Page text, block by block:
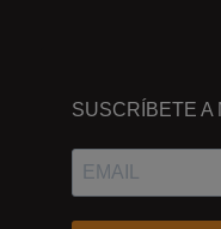
ESTAMOS
Passeig
Ferrocarrils
SUSCRÍBETE A